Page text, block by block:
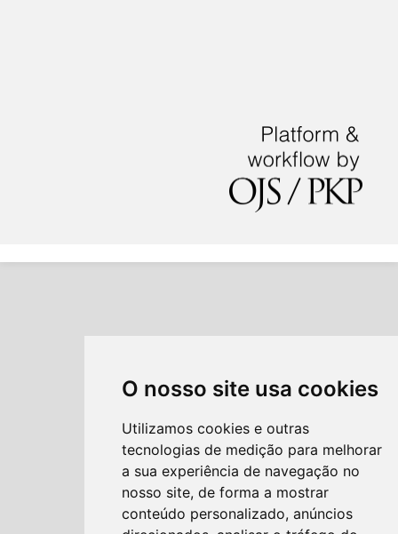
O nosso site usa cookies
Utilizamos cookies e outras
tecnologias de medição para melhorar
a sua experiência de navegação no
nosso site, de forma a mostrar
conteúdo personalizado, anúncios